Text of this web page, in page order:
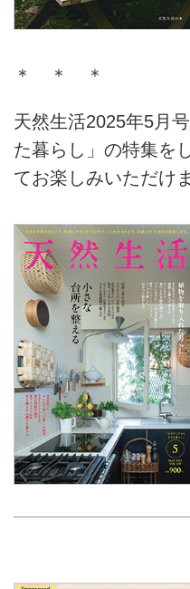
＊ ＊ ＊
天然生活2025年5月
た暮らし」の特集を
てお楽しみいただけ